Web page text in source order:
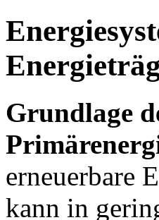
Grundlage
erneuerbare
kann in